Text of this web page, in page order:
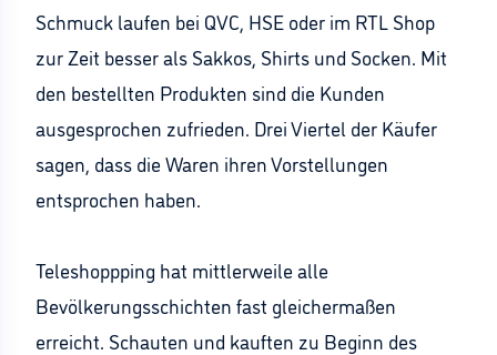
Schmuck laufen bei QVC, HSE oder im RTL Shop
zur Zeit besser als Sakkos, Shirts und Socken. Mit
den bestellten Produkten sind die Kunden
ausgesprochen zufrieden. Drei Viertel der Käufer
sagen, dass die Waren ihren Vorstellungen
entsprochen haben.
Teleshoppping hat mittlerweile alle
Bevölkerungsschichten fast gleichermaßen
erreicht. Schauten und kauften zu Beginn des